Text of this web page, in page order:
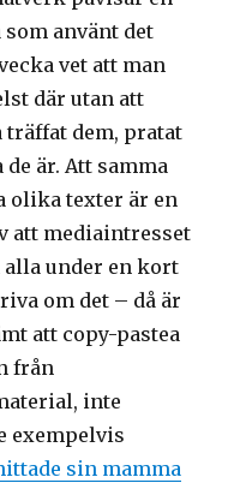
använt det
vet att man
där utan att
dem, pratat
är. Att samma
olika texter är en
att mediaintresset
under en kort
om det – då är
att copy-pastea
från
inte
exempelvis
sin mamma